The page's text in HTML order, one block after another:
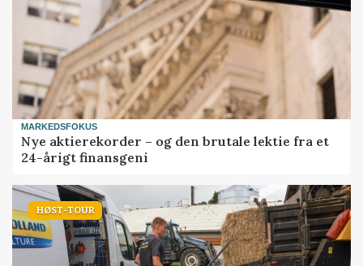
MARKEDSFOKUS
Nye aktierekorder – og den brutale lektie fra et
24-årigt finansgeni
HØST-TOUR